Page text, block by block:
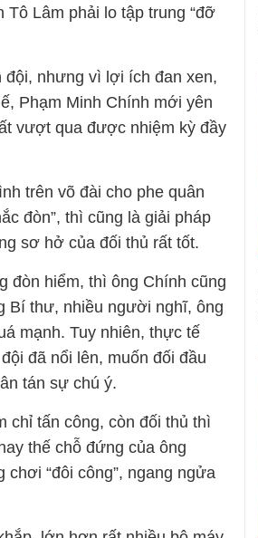
Tô Lâm phải lo tập trung “đỡ
đội, nhưng vì lợi ích đan xen,
Phạm Minh Chính mới yên
vượt qua được nhiệm kỳ đầy
trên võ đài cho phe quân
đòn”, thì cũng là giải pháp
sơ hở của đối thủ rất tốt.
đòn hiểm, thì ông Chính cũng
Bí thư, nhiều người nghĩ, ông
mạnh. Tuy nhiên, thực tế
đã nổi lên, muốn đối đầu
tán sự chú ý.
chỉ tấn công, còn đối thủ thì
thế chỗ đứng của ông
“đôi công”, ngang ngửa